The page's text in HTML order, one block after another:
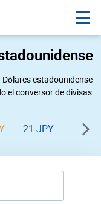
estadounidense
el conversor de divisas
21 JPY 22